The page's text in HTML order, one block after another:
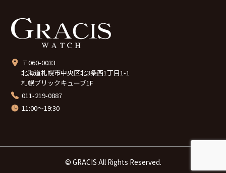
〒060-0033
北海道札幌市中央区北3条西1丁目1-1
札幌ブリックキューブ1F
011-219-0887
11:00～19:30
© GRACIS All Rights Reserved.